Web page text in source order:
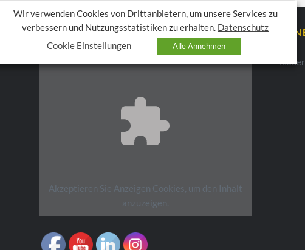
Akzeptieren Sie Anzeigen Cookies, um den Inhalt
anzuzeigen.
FÜR
Wir verwenden Cookies von Drittanbietern, um unsere Services zu
verbessern und Nutzungsstatistiken zu erhalten. Datenschutz
Cookie Einstellungen
Alle Annehmen